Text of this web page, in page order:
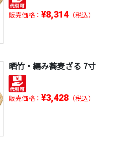
販売価格： ¥8,314（税込）
晒竹・編み蕎麦ざる 7寸
販売価格： ¥3,428（税込）